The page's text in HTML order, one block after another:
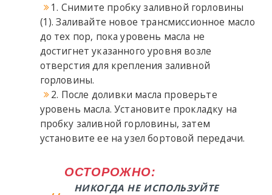
1. Снимите пробку заливной горловины
(1). Заливайте новое трансмиссионное масло
до тех пор, пока уровень масла не
достигнет указанного уровня возле
отверстия для крепления заливной
горловины.
2. После доливки масла проверьте
уровень масла. Установите прокладку на
пробку заливной горловины, затем
установите ее на узел бортовой передачи.
ОСТОРОЖНО:
НИКОГДА НЕ ИСПОЛЬЗУЙТЕ